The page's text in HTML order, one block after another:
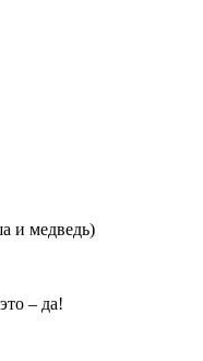
медведь)
– да!